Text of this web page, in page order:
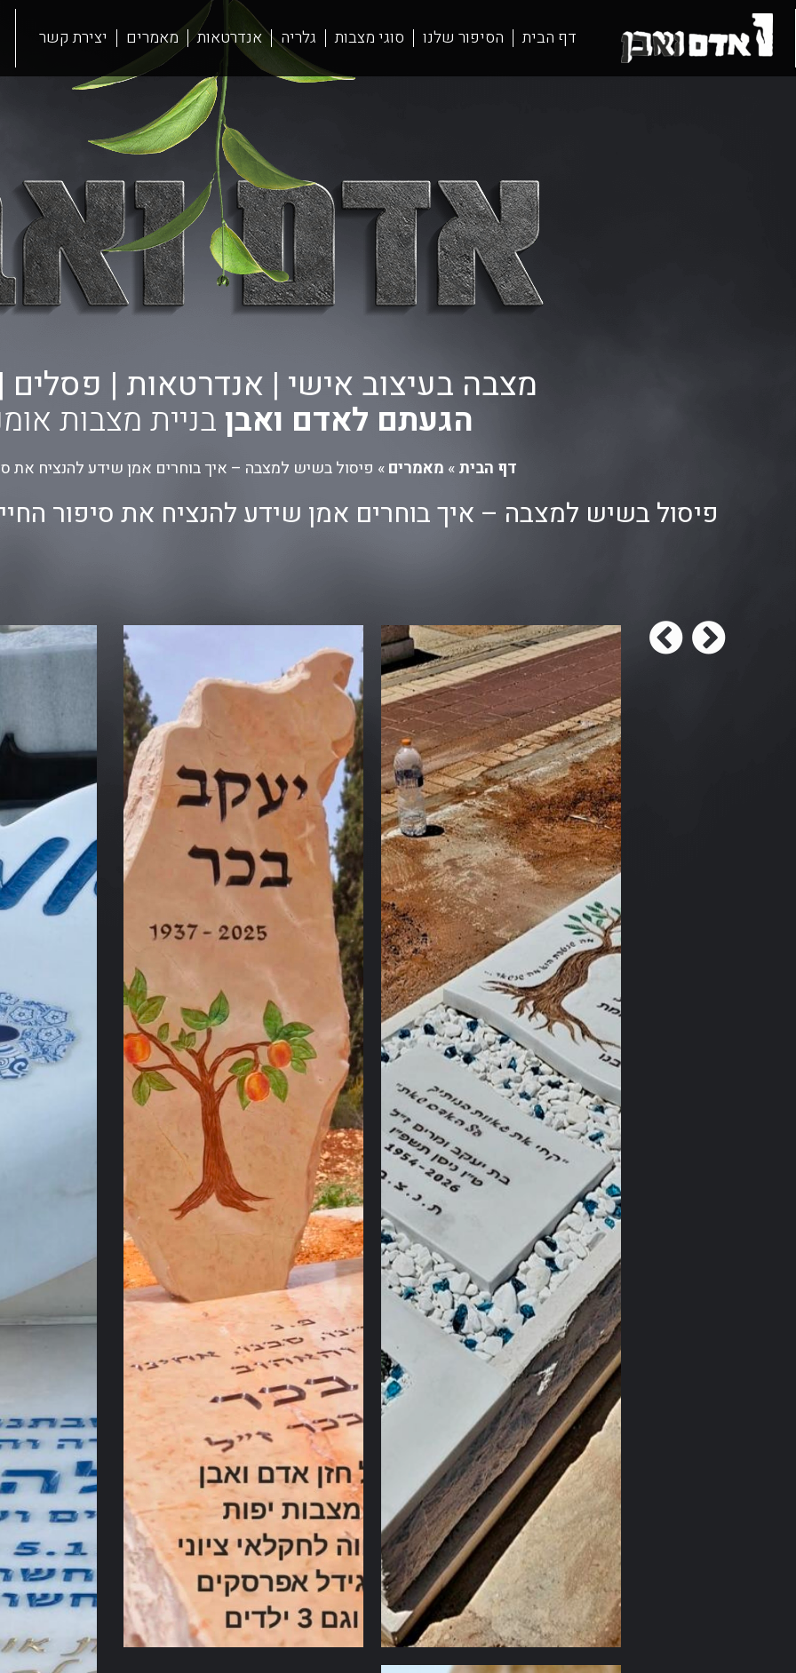
דף הבית הסיפור שלנו סוגי מצבות גלריה אנדרטאות מאמרים יצירת קשר
מצבה בעיצוב אישי | אנדרטאות | פסלים |
הגעתם לאדם ואבן בניית מצבות
דף הבית» מאמרים» פיסול בשיש למצבה – איך בוחרים אמן שידע להנציח את
פיסול בשיש למצבה – איך בוחרים אמן שידע להנציח את סיפור